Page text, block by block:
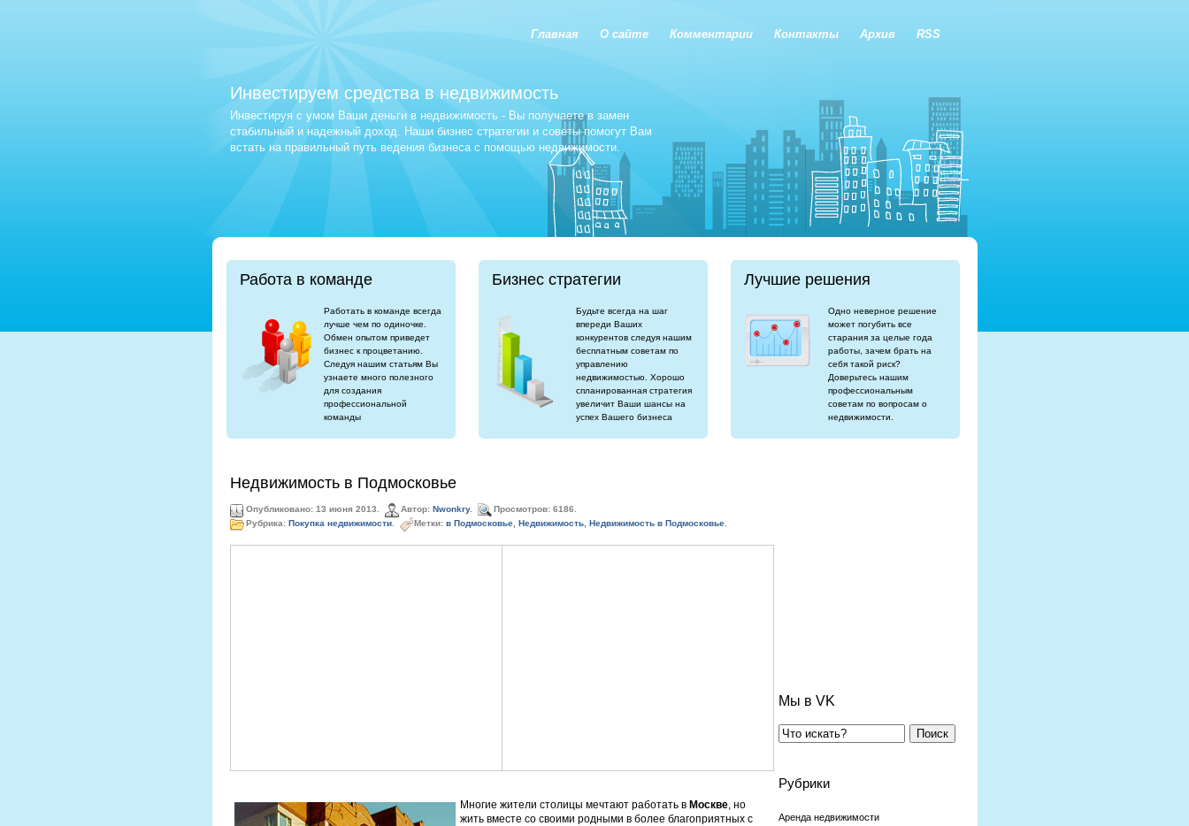
Главная О сайте Комментарии Контакты Архив RSS
Инвестируем средства в недвижимость
Инвестируя с умом Ваши деньги в недвижимость - Вы получаете в замен
стабильный и надежный доход. Наши бизнес стратегии и советы помогут Вам
встать на правильный путь ведения бизнеса с помощью недвижимости.
Работа в команде
Работать в команде всегда
лучше чем по одиночке.
Обмен опытом приведет
бизнес к процветанию.
Следуя нашим статьям Вы
узнаете много полезного
для создания
профессиональной
команды
Бизнес стратегии
Будьте всегда на шаг
впереди Ваших
конкурентов следуя нашим
бесплатным советам по
управлению
недвижимостью. Хорошо
спланированная стратегия
увеличит Ваши шансы на
успех Вашего бизнеса
Лучшие решения
Одно неверное решение
может погубить все
старания за целые года
работы, зачем брать на
себя такой риск?
Доверьтесь нашим
профессиональным
советам по вопросам о
недвижимости.
Недвижимость в Подмосковье
Опубликовано: 13 июня 2013. Автор: Nwonkry.
Просмотров: 6186.
Рубрика: Покупка недвижимости. Метки: в Подмосковье, Недвижимость, Недвижимость в Подмосковье.
Многие жители столицы мечтают работать в Москве, но
жить вместе со своими родными в более благоприятных с
Мы в VK
Поиск
Рубрики
Аренда недвижимости